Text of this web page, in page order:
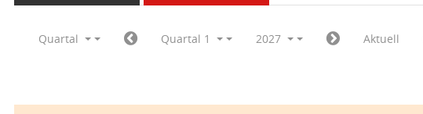
Quartal Quartal 1 2027 Aktuell